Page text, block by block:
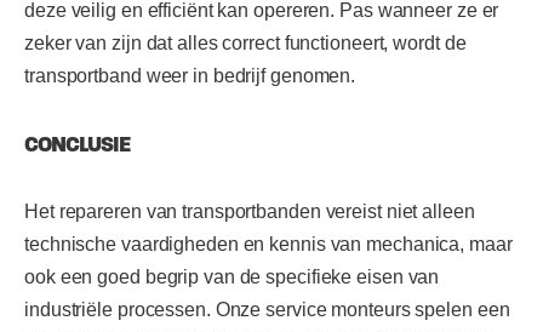
deze veilig en efficiënt kan opereren. Pas wanneer ze er
zeker van zijn dat alles correct functioneert, wordt de
transportband weer in bedrijf genomen.
CONCLUSIE
Het repareren van transportbanden vereist niet alleen
technische vaardigheden en kennis van mechanica, maar
ook een goed begrip van de specifieke eisen van
industriële processen. Onze service monteurs spelen een